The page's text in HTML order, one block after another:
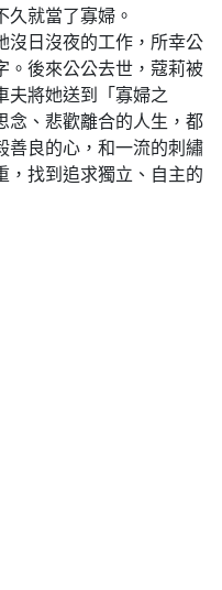
久就當了寡婦。
沒日沒夜的工作，所幸公
。後來公公去世，蔻莉被
夫將她送到「寡婦之
念、悲歡離合的人生，都
善良的心，和一流的刺繡
，找到追求獨立、自主的